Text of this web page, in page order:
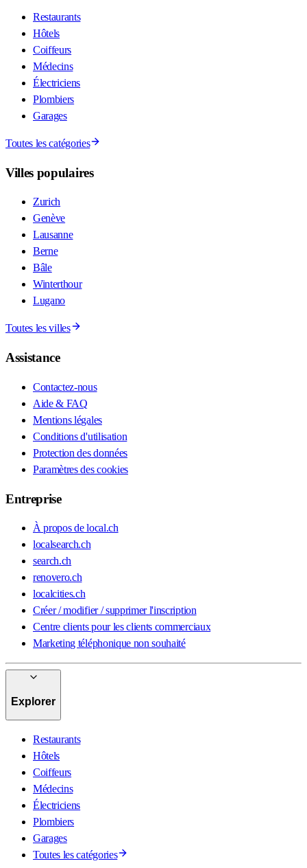
Restaurants
Hôtels
Coiffeurs
Médecins
Électriciens
Plombiers
Garages
Toutes les catégories
Villes populaires
Zurich
Genève
Lausanne
Berne
Bâle
Winterthour
Lugano
Toutes les villes
Assistance
Contactez-nous
Aide & FAQ
Mentions légales
Conditions d'utilisation
Protection des données
Paramètres des cookies
Entreprise
À propos de local.ch
localsearch.ch
search.ch
renovero.ch
localcities.ch
Créer / modifier / supprimer l'inscription
Centre clients pour les clients commerciaux
Marketing téléphonique non souhaité
Explorer
Restaurants
Hôtels
Coiffeurs
Médecins
Électriciens
Plombiers
Garages
Toutes les catégories